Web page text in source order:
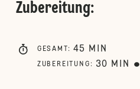
Zubereitung:
GESAMT : 45 MIN
ZUBEREITUNG : 30 MIN